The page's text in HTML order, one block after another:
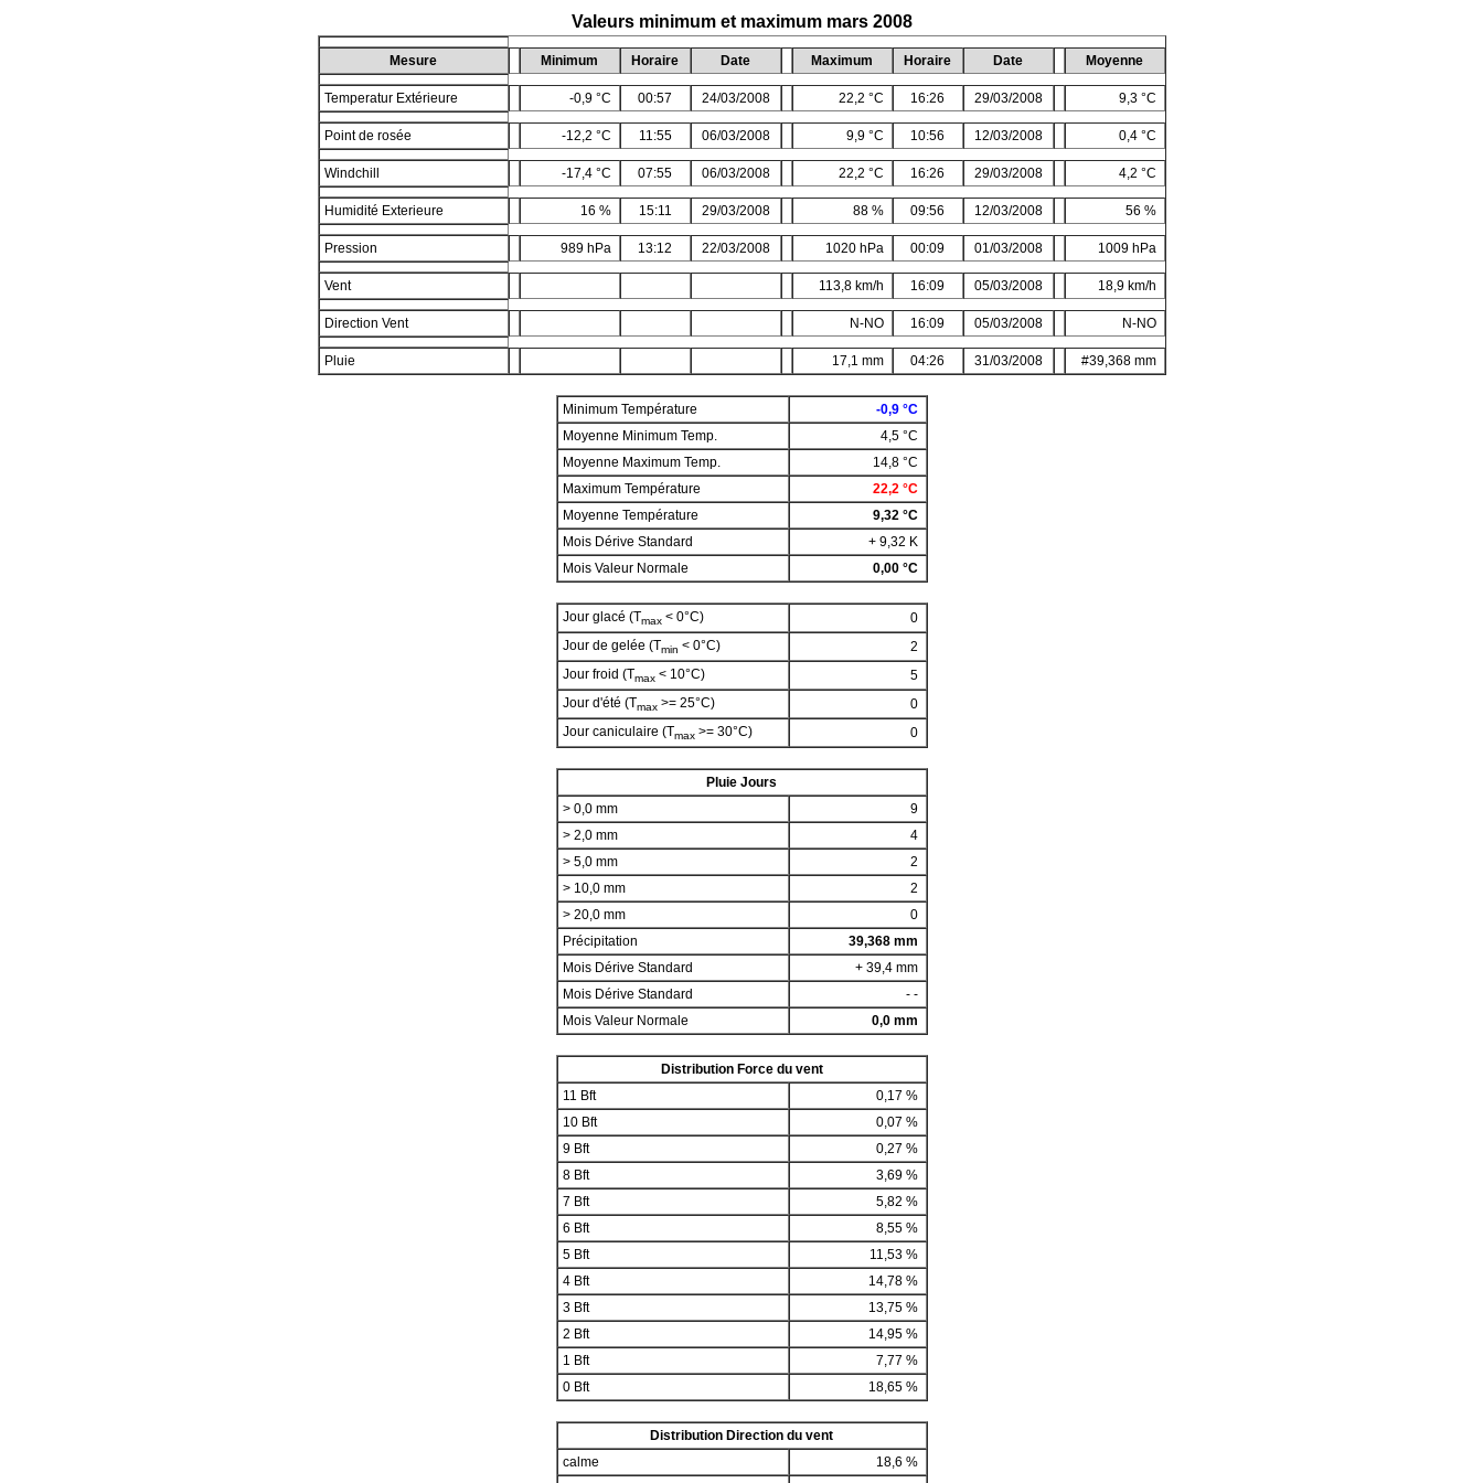
Valeurs minimum et maximum mars 2008
Mesure Minimum Horaire Date Maximum Horaire Date Moyenne
Temperatur Extérieure -0,9 °C 00:57 24/03/2008 22,2 °C 16:26 29/03/2008 9,3 °C
Point de rosée -12,2 °C 11:55 06/03/2008 9,9 °C 10:56 12/03/2008 0,4 °C
Windchill -17,4 °C 07:55 06/03/2008 22,2 °C 16:26 29/03/2008 4,2 °C
Humidité Exterieure 16 % 15:11 29/03/2008 88 % 09:56 12/03/2008 56 %
Pression 989 hPa 13:12 22/03/2008 1020 hPa 00:09 01/03/2008 1009 hPa
Vent 113,8 km/h 16:09 05/03/2008 18,9 km/h
Direction Vent N-NO 16:09 05/03/2008 N-NO
Pluie 17,1 mm 04:26 31/03/2008 #39,368 mm
Minimum Température
-0,9 °C
Moyenne Minimum Temp.
4,5 °C
Moyenne Maximum Temp.
14,8 °C
Maximum Température
22,2 °C
Moyenne Température
9,32 °C
Mois Dérive Standard
+ 9,32 K
Mois Valeur Normale
0,00 °C
Jour glacé (Tmax< 0°C)
0
Jour de gelée (Tmin < 0°C)
2
Jour froid (Tmax< 10°C)
5
Jour d'été (Tmax>= 25°C)
0
Jour caniculaire (Tmax>= 30°C) 0
Pluie Jours
> 0,0 mm
9
> 2,0 mm
4
> 5,0 mm
2
> 10,0 mm
2
> 20,0 mm
0
Précipitation
39,368 mm
Mois Dérive Standard
+ 39,4 mm
Mois Dérive Standard
- -
Mois Valeur Normale
0,0 mm
Distribution Force du vent
11 Bft
0,17 %
10 Bft
0,07 %
9 Bft
0,27 %
8 Bft
3,69 %
7 Bft
5,82 %
6 Bft
8,55 %
5 Bft
11,53 %
4 Bft
14,78 %
3 Bft
13,75 %
2 Bft
14,95 %
1 Bft
7,77 %
0 Bft
18,65 %
Distribution Direction du vent
calme
18,6 %